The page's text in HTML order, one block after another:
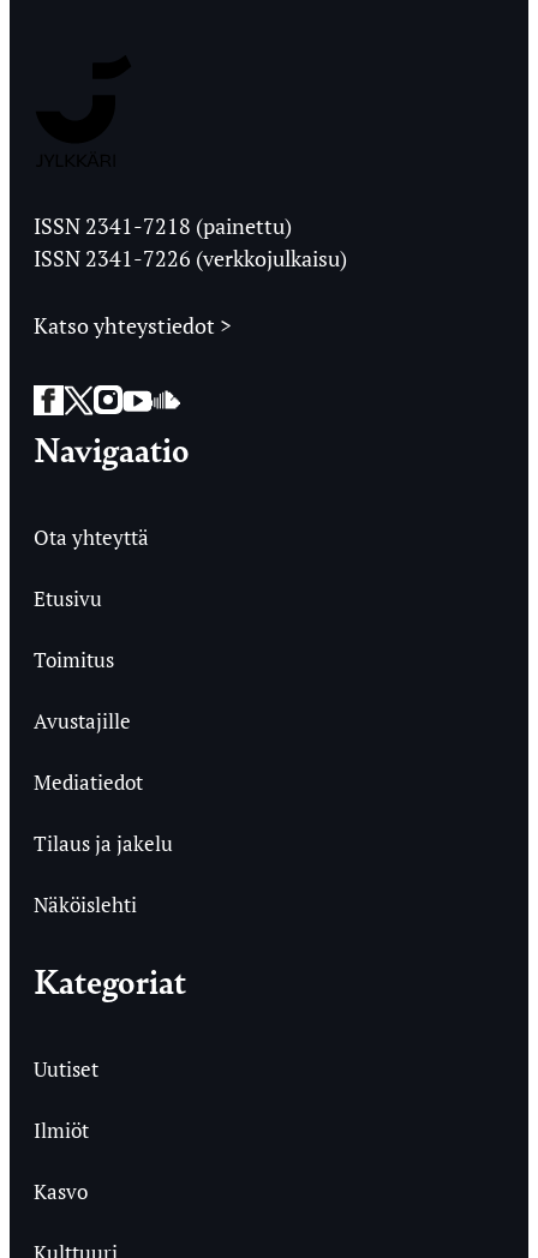
Ylioppilaslehti
ISSN 2341-7218 (painettu)
ISSN 2341-7226 (verkkojulkaisu)
Katso yhteystiedot >
Facebook
Twitter
Instagram
YouTube
SoundCloud
Navigaatio
Ota yhteyttä
Etusivu
Toimitus
Avustajille
Mediatiedot
Tilaus ja jakelu
Näköislehti
Kategoriat
Uutiset
Ilmiöt
Kasvo
Kulttuuri